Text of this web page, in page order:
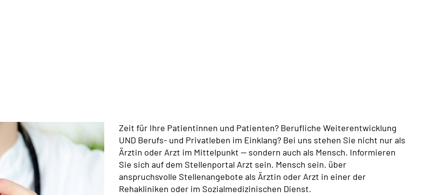
Zeit für Ihre Patientinnen und Patienten? Berufliche Weiterentwicklung
UND Berufs- und Privatleben im Einklang? Bei uns stehen Sie nicht nur als
Ärztin oder Arzt im Mittelpunkt — sondern auch als Mensch. Informieren
Sie sich auf dem Stellenportal Arzt sein. Mensch sein. über
anspruchsvolle Stellenangebote als Ärztin oder Arzt in einer der
Rehakliniken oder im Sozialmedizinischen Dienst.